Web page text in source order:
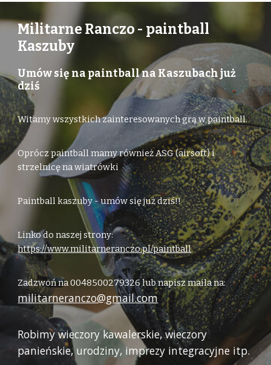
Militarne Ranczo - paintball
Kaszuby
Umów się na paintball na Kaszubach już
dziś
Witamy wszystkich zainteresowanych grą w paintball.
Oprócz paintball mamy również ASG (airsoft) i
strzelnicę na wiatrówki
Paintball kaszuby - umów się już dziś!!
Linko do naszej strony:
https://www.militarneranczo.pl/paintball
Zadzwoń na 0048500279326 lub napisz maila na:
militarneranczo@gmail.com
Robimy wieczory kawalerskie, wieczory
panieńskie, urodziny, imprezy integracyjne itp.